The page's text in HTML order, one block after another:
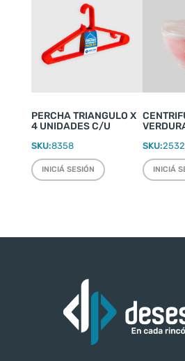
PERCHA TRIANGULO X
4 UNIDADES C/U
SKU:8358
INICIÁ SESIÓN
SKU:2532
INICIÁ